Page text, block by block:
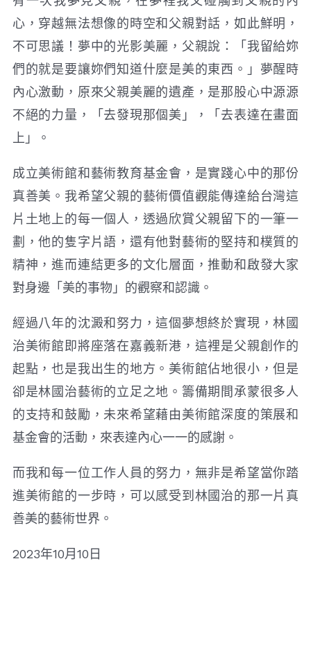
心，穿越無法想像的時空和父親對話，如此鮮明，
不可思議！夢中的光影美麗，父親說：「我留給妳
們的就是要讓妳們知道什麼是美的東西。」夢醒時
內心激動，原來父親美麗的遺產，是那股心中源源
不絕的力量，「去發現那個美」，「去表達在畫面
上」。
成立美術館和藝術教育基金會，是實踐心中的那份
真善美。我希望父親的藝術價值觀能傳達給台灣這
片土地上的每一個人，透過欣賞父親留下的一筆一
劃，他的隻字片語，還有他對藝術的堅持和樸質的
精神，進而連結更多的文化層面，推動和啟發大家
對身邊「美的事物」的觀察和認識。
經過八年的沈澱和努力，這個夢想終於實現，林國
治美術館即將座落在嘉義新港，這裡是父親創作的
起點，也是我出生的地方。美術館佔地很小，但是
卻是林國治藝術的立足之地。籌備期間承蒙很多人
的支持和鼓勵，未來希望藉由美術館深度的策展和
基金會的活動，來表達內心一一的感謝。
而我和每一位工作人員的努力，無非是希望當你踏
進美術館的一步時，可以感受到林國治的那一片真
善美的藝術世界。
2023年10月10日